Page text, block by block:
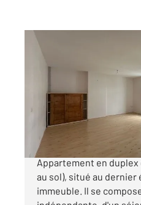
ST ETIENNE 42
Ref : 3636
Appartement à
99 000
PROXIMITE GARE
Appartement en duplex
au sol), situé au dernier
immeuble. Il se